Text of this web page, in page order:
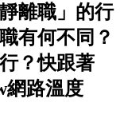
離職」的行
有何不同？
？快跟著
網路溫度